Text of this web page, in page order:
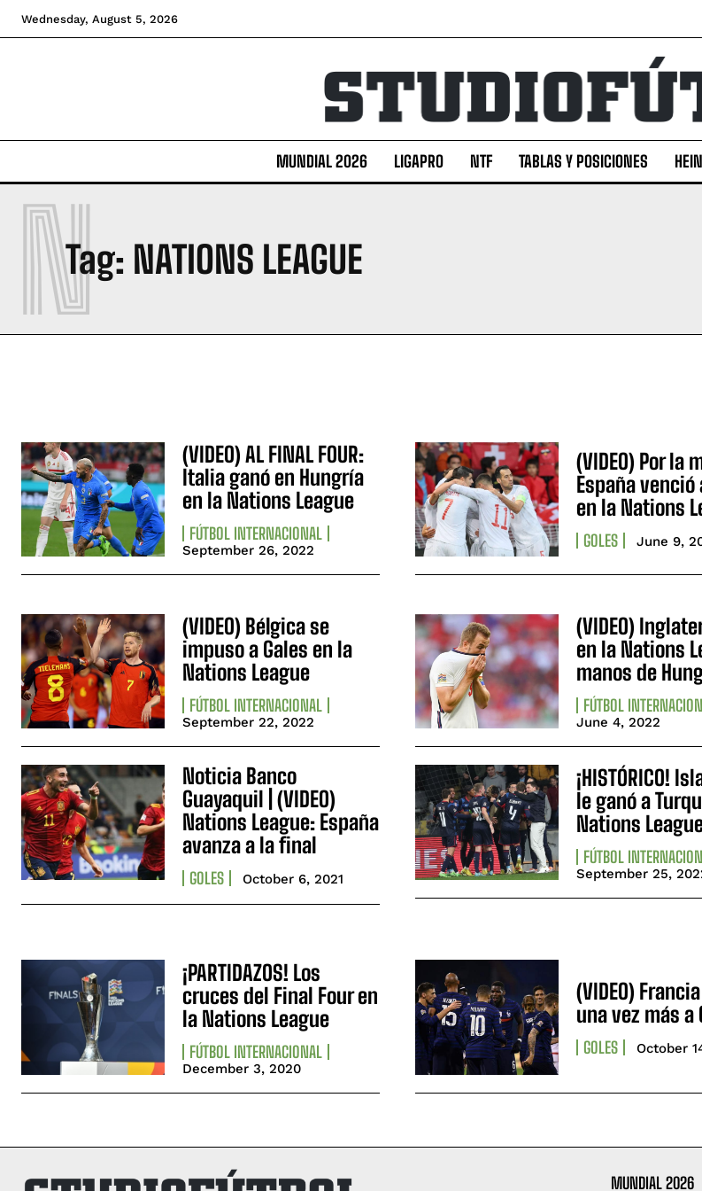
Wednesday, August 5, 2026
MUNDIAL 2026 LIGAPRO NTF TABLAS Y POSICIONES
Tag: NATIONS LEAGUE
N
(VIDEO) AL FINAL FOUR:
Italia ganó en Hungría
en la Nations League
FÚTBOL INTERNACIONAL
September 26, 2022
(VIDEO) Por la
España venció
en la Nations
GOLES June 9,
(VIDEO) Bélgica se
impuso a Gales en la
Nations League
FÚTBOL INTERNACIONAL
September 22, 2022
(VIDEO)
en la Nations
manos de
FÚTBOL
June 4, 2022
Noticia Banco
Guayaquil | (VIDEO)
Nations League: España
avanza a la final
GOLES October 6, 2021
¡HISTÓRICO!
le ganó a
Nations
FÚTBOL
September 25,
¡PARTIDAZOS! Los
cruces del Final Four en
la Nations League
FÚTBOL INTERNACIONAL
December 3, 2020
(VIDEO)
una vez más a
GOLES October
MUNDIAL 2026